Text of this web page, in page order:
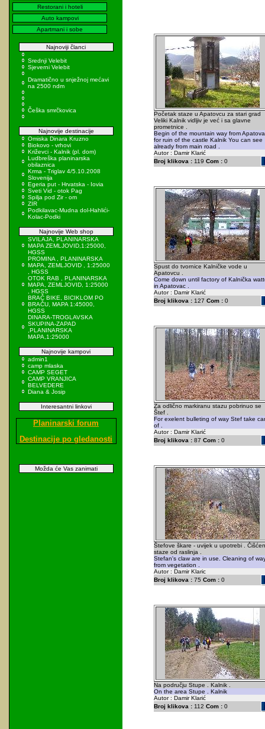
Restorani i hoteli
Auto kampovi
Apartmani i sobe
Najnoviji članci
Srednji Velebit
Sjeverni Velebit
Dramatično u snježnoj mećavi
na 2500 ndm
Češka smrčkovica
Najnovije destinacije
Omiska Dinara Kruzno
Biokovo - vrhovi
Križevci - Kalnik (pl. dom)
Ludbreška planinarska
obilaznica
Krma - Triglav 4/5.10.2008
Slovenija
Egeria put - Hrvatska - Iovia
Sveti Vid - otok Pag
Spilja pod Zir - om
ZIR
Podkilavac-Mudna dol-Hahlići-
Kolac-Podki
Najnovije Web shop
SVILAJA, PLANINARSKA
MAPA ZEMLJOVID,1:25000,
HGSS
PROMINA , PLANINARSKA
MAPA, ZEMLJOVID , 1:25000
, HGSS
OTOK RAB , PLANINARSKA
MAPA, ZEMLJOVID, 1:25000
, HGSS
BRAČ BIKE, BICIKLOM PO
BRAČU, MAPA 1:45000,
HGSS
DINARA-TROGLAVSKA
SKUPINA-ZAPAD
,PLANINARSKA
MAPA,1:25000
Najnovije kampovi
admin1
camp mlaska
CAMP SEGET
CAMP VRANJICA
BELVEDERE
Diana & Josip
Interesantni linkovi
Planinarski forum
Destinacije po gledanosti
Možda će Vas zanimati
Početak staze u Apatovcu za stari grad
Veliki Kalnik vidljiv je već i sa glavne
prometnice .
Begin of the mountain way from
for ruin of the castle Kalnik You can see
already from main road .
Autor : Damir Klarić
Broj klikova :119 Com :0
Spust do tvornice Kalničke vode u
Apatovcu .
Come down until factory of Kalnička
in Apatovac .
Autor : Damir Klarić
Broj klikova :127 Com :0
Za odlično markiranu stazu pobrinuo se
Štef .
For exelent bulleting of way Stef take
of .
Autor : Damir Klarić
Broj klikova :87 Com :0
Štefove škare - uvijek u upotrebi .
staze od raslinja .
Stefan's claw are in use. Cleaning of
from vegetation .
Autor : Damir Klaric
Broj klikova :75 Com :0
Na području Stupe . Kalnik .
On the area Stupe . Kalnik
Autor : Damir Klarić
Broj klikova :112 Com :0